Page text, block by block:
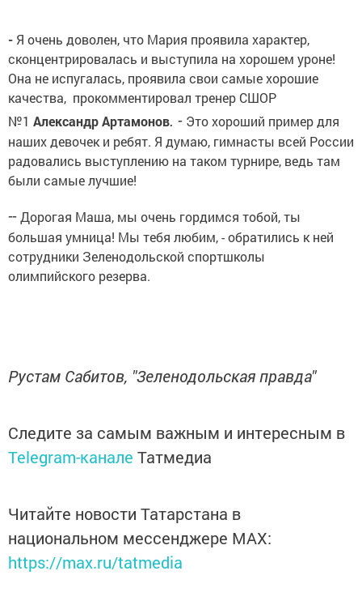
- Я очень доволен, что Мария проявила характер,
сконцентрировалась и выступила на хорошем уроне!
Она не испугалась, проявила свои самые хорошие
качества, прокомментировал тренер СШОР
№1 Александр Артамонов. - Это хороший пример для
наших девочек и ребят. Я думаю, гимнасты всей России
радовались выступлению на таком турнире, ведь там
были самые лучшие!
--Дорогая Маша, мы очень гордимся тобой, ты
большая умница! Мы тебя любим, - обратились к ней
сотрудники Зеленодольской спортшколы
олимпийского резерва.
Рустам Сабитов, "Зеленодольская правда"
Следите за самым важным и интересным в
Telegram-канале Татмедиа
Читайте новости Татарстана в
национальном мессенджере MАХ:
https://max.ru/tatmedia